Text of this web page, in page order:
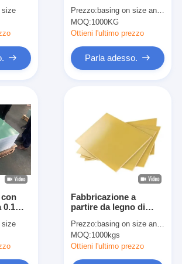
dell'isolamento
del panno di vetro
dell'isolamento
del panno di vetro
del film del Polyimide
del di alluminio
di vetro del di alluminio
affrontato la carta kraft
del di alluminio
size
epossidica fenolica
Prezzo: basing on size and quantity
MOQ:1000KG
Ottieni l'ultimo prezzo
Parla adesso.
0.1
size
Fabbricazione a
partire da legno di
Prezzo:basing on size and quantity
MOQ:1000kgs
Ottieni l'ultimo prezzo